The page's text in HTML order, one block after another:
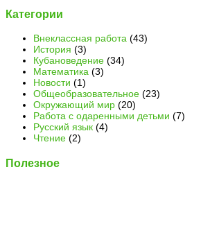
Категории
Внеклассная работа (43)
История (3)
Кубановедение (34)
Математика (3)
Новости (1)
Общеобразовательное (23)
Окружающий мир (20)
Работа с одаренными детьми (7)
Русский язык (4)
Чтение (2)
Полезное